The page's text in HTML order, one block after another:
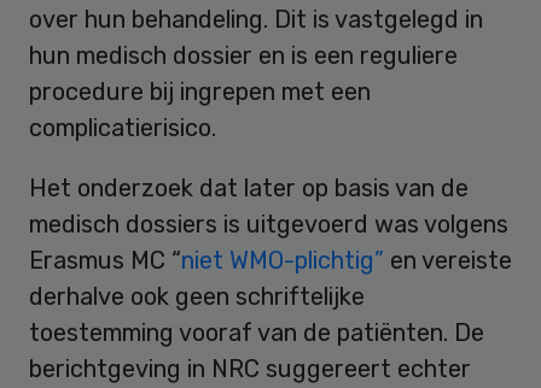
over hun behandeling. Dit is vastgelegd in
hun medisch dossier en is een reguliere
procedure bij ingrepen met een
complicatierisico.
Het onderzoek dat later op basis van de
medisch dossiers is uitgevoerd was volgens
Erasmus MC “niet WMO-plichtig” en vereiste
derhalve ook geen schriftelijke
toestemming vooraf van de patiënten. De
berichtgeving in NRC suggereert echter